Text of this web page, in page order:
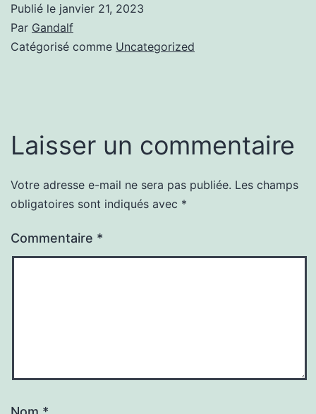
Publié le janvier 21, 2023
Par Gandalf
Catégorisé comme Uncategorized
Laisser un commentaire
Votre adresse e-mail ne sera pas publiée. Les champs
obligatoires sont indiqués avec *
Commentaire *